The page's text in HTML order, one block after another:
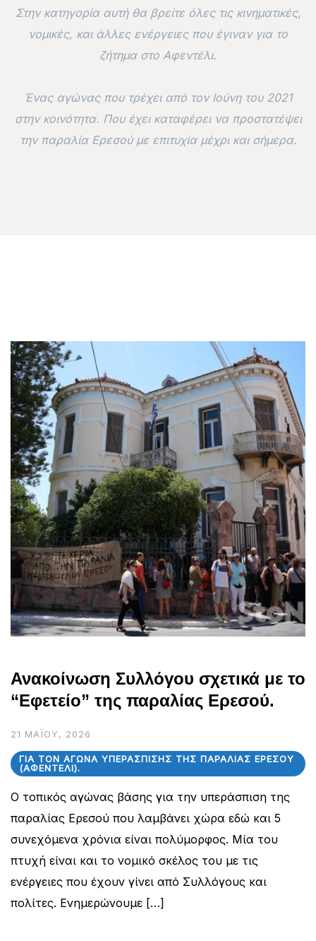
Στην κατηγορία αυτή θα βρείτε όλες τις κινηματικές,
νομικές, και άλλες ενέργειες που έγιναν για το
ζήτημα στο Αφεντέλι.
Ένας αγώνας που τρέχει από τον Ιούνη του 2021
στην κοινότητα. Που έχει καταφέρει να προστατέψει
την παραλία Ερεσού με επιτυχία μέχρι και σήμερα.
Ανακοίνωση Συλλόγου σχετικά με το
“Εφετείο” της παραλίας Ερεσού.
21 ΜΑΪ́ΟΥ, 2026
ΓΙΑ ΤΟΝ ΑΓΏΝΑ ΥΠΕΡΆΣΠΙΣΗΣ ΤΗΣ ΠΑΡΑΛΊΑΣ ΕΡΕΣΟΎ
(ΑΦΕΝΤΈΛΙ).
Ο τοπικός αγώνας βάσης για την υπεράσπιση της
παραλίας Ερεσού που λαμβάνει χώρα εδώ και 5
συνεχόμενα χρόνια είναι πολύμορφος. Μία του
πτυχή είναι και το νομικό σκέλος του με τις
ενέργειες που έχουν γίνει από Συλλόγους και
πολίτες. Ενημερώνουμε […]